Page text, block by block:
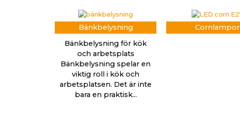
Bänkbelysning
Bänkbelysning för kök
och arbetsplats
Bänkbelysning spelar en
viktig roll i kök och
arbetsplatsen. Det är inte
bara en praktisk...
Cornlampor